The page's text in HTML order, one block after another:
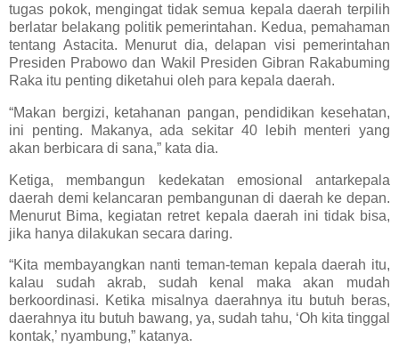
tugas pokok, mengingat tidak semua kepala daerah terpilih
berlatar belakang politik pemerintahan. Kedua, pemahaman
tentang Astacita. Menurut dia, delapan visi pemerintahan
Presiden Prabowo dan Wakil Presiden Gibran Rakabuming
Raka itu penting diketahui oleh para kepala daerah.
“Makan bergizi, ketahanan pangan, pendidikan kesehatan,
ini penting. Makanya, ada sekitar 40 lebih menteri yang
akan berbicara di sana,” kata dia.
Ketiga, membangun kedekatan emosional antarkepala
daerah demi kelancaran pembangunan di daerah ke depan.
Menurut Bima, kegiatan retret kepala daerah ini tidak bisa,
jika hanya dilakukan secara daring.
“Kita membayangkan nanti teman-teman kepala daerah itu,
kalau sudah akrab, sudah kenal maka akan mudah
berkoordinasi. Ketika misalnya daerahnya itu butuh beras,
daerahnya itu butuh bawang, ya, sudah tahu, ‘Oh kita tinggal
kontak,’ nyambung,” katanya.